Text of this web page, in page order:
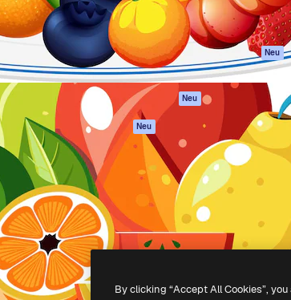
KI-Videogenerator
KI-
Stimmengenerator
Stock-Inhalte
MCP für
Claude/ChatGPT
Neu
Agenten Neu
Mobile App
Alle Magnific-Tools
AGB
Originale Neu
Cookie-
Unternehmen
Company S.L.U.Alle Rechte vorbehalten.
By clicking “Accept All Cookies”,